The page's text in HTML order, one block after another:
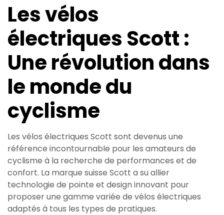
2025
Les vélos
électriques Scott :
Une révolution dans
le monde du
cyclisme
Les vélos électriques Scott sont devenus une
référence incontournable pour les amateurs de
cyclisme à la recherche de performances et de
confort. La marque suisse Scott a su allier
technologie de pointe et design innovant pour
proposer une gamme variée de vélos électriques
adaptés à tous les types de pratiques.